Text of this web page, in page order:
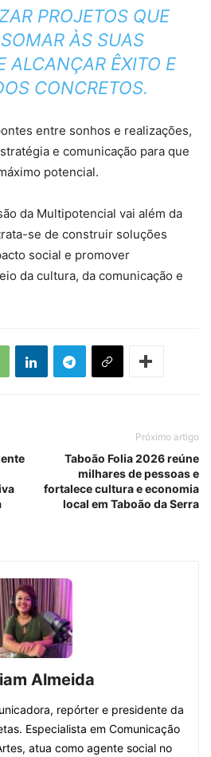
PROJETOS QUE
ÀS SUAS
ALCANÇAR ÊXITO E
CONCRETOS.
entre sonhos e realizações,
e comunicação para que
potencial.
da Multipotencial vai além da
se de construir soluções
social e promover
da cultura, da comunicação e
Próximo artigo
Taboão Folia 2026 reúne
milhares de pessoas e
fortalece cultura e economia
local em Taboão da Serra
Almeida
repórter e presidente da
Especialista em Comunicação
atua como agente social no